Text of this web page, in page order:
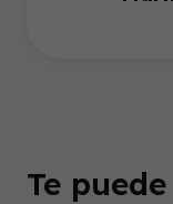
Te